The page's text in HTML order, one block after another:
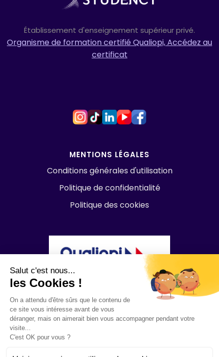
Salut c'est nous...
les Cookies !
On a attendu d'être sûrs que le contenu de
ce site vous intéresse avant de vous
déranger, mais on aimerait bien vous accompagner pendant votre
visite...
C'est OK pour vous ?
Établissement d'enseignement supérieur privé.
Organisme de formation certifié Qualiopi, Accédez au
certificat
MENTIONS LÉGALES
Conditions générales d'utilisation
Politique de confidentialité
Politique des cookies